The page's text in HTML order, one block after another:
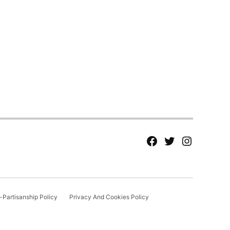
fb Tw tw
Partisanship Policy Privacy And Cookies Policy